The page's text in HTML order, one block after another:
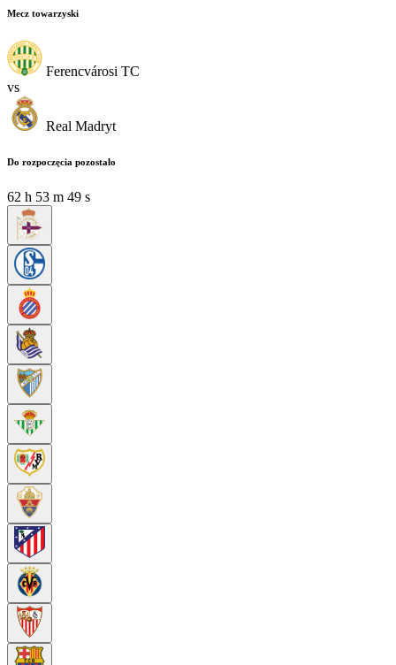
Mecz towarzyski
Ferencvárosi TC
vs
Real Madryt
Do rozpoczęcia pozostało
62 h 53 m 48 s